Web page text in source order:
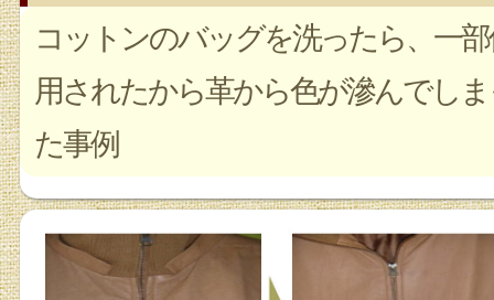
コットンのバッグを洗ったら、一
用されたから革から色が滲んでし
た事例